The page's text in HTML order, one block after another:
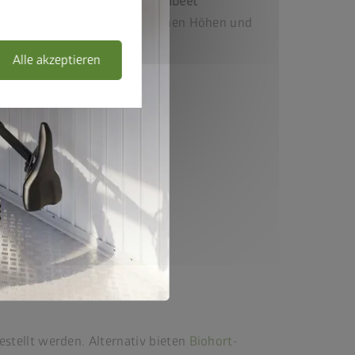
Alle akzeptieren
Kombination aus verschiedenen Höhen und
Längen.
werden. Alternativ bieten Biohort-